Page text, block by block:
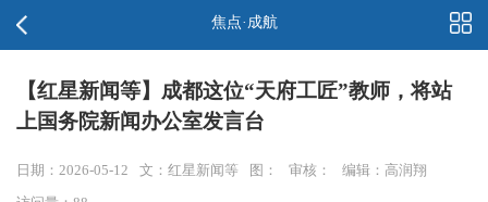
焦点·成航
【红星新闻等】成都这位“天府工匠”教师，将站
上国务院新闻办公室发言台
日期：2026-05-12 文：红星新闻等 图： 审核： 编辑：高润翔